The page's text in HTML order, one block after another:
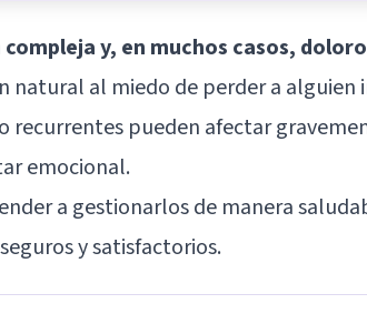
y, en muchos casos,
natural al miedo de perder a
recurrentes pueden afectar
emocional.
a gestionarlos de manera
y satisfactorios.